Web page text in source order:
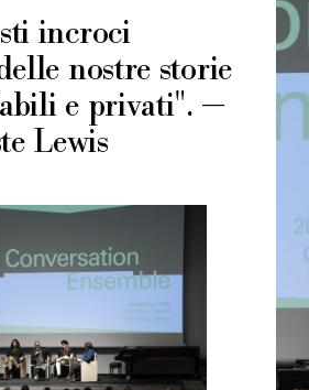
incroci
nostre storie
e privati". —
Lewis